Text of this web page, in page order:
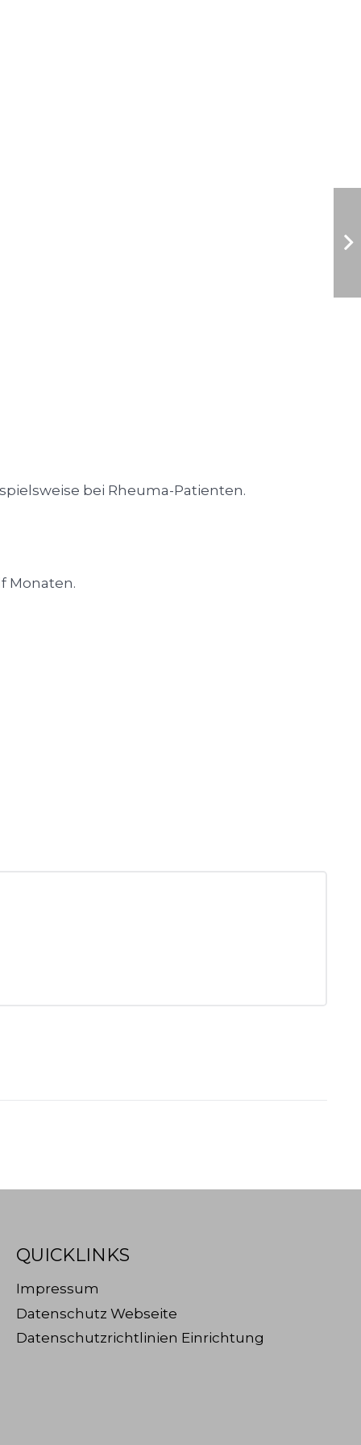
bei Rheuma-Patienten.
Monaten.
QUICKLINKS
Impressum
Datenschutz Webseite
Datenschutzrichtlinien Einrichtung